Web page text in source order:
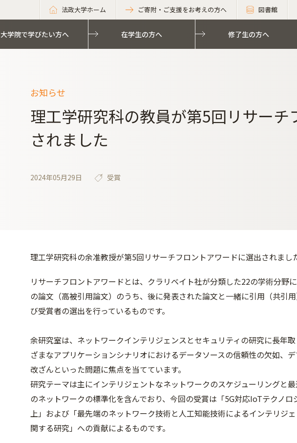
法政大学ホーム ご寄附・ご支援をお考えの方へ 図書館
大学院で学びたい方へ 在学生の方へ 修了生の方へ
お知らせ
理工学研究科の教員が第5回リサー
されました
2024年05月29日 受賞
理工学研究科の余准教授が第5回リサーチフロントアワードに選出されまし
リサーチフロントアワードとは、クラリベイト社が分類した22の学術分野
の論文（高被引用論文）のうち、後に発表された論文と一緒に引用（共引
び受賞者の選出を行っているものです。
余研究室は、ネットワークインテリジェンスとセキュリティの研究に長年
ざまなアプリケーションシナリオにおけるデータソースの信頼性の欠如、
改ざんといった問題に焦点を当てています。
研究テーマは主にインテリジェントなネットワークのスケジューリングと
のネットワークの標準化を含んでおり、今回の受賞は「5G対応IoTテクノ
上」および「最先端のネットワーク技術と人工知能技術によるインテリジ
関する研究」への貢献によるものです。